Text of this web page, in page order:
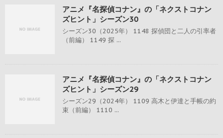
アニメ『名探偵コナン』の「ネクストコナン
ズヒント」シーズン30
シーズン30（2025年） 1148 探偵団と二人の引率者
（前編） 1149 探 ...
アニメ『名探偵コナン』の「ネクストコナン
ズヒント」シーズン29
シーズン29（2024年） 1109 高木と伊達と手帳の約
束（前編） 1110 ...